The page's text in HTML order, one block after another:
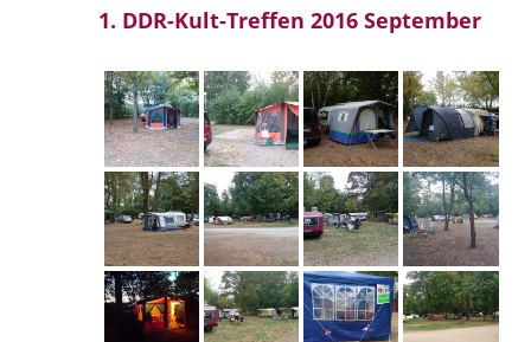
1. DDR-Kult-Treffen 2016 September